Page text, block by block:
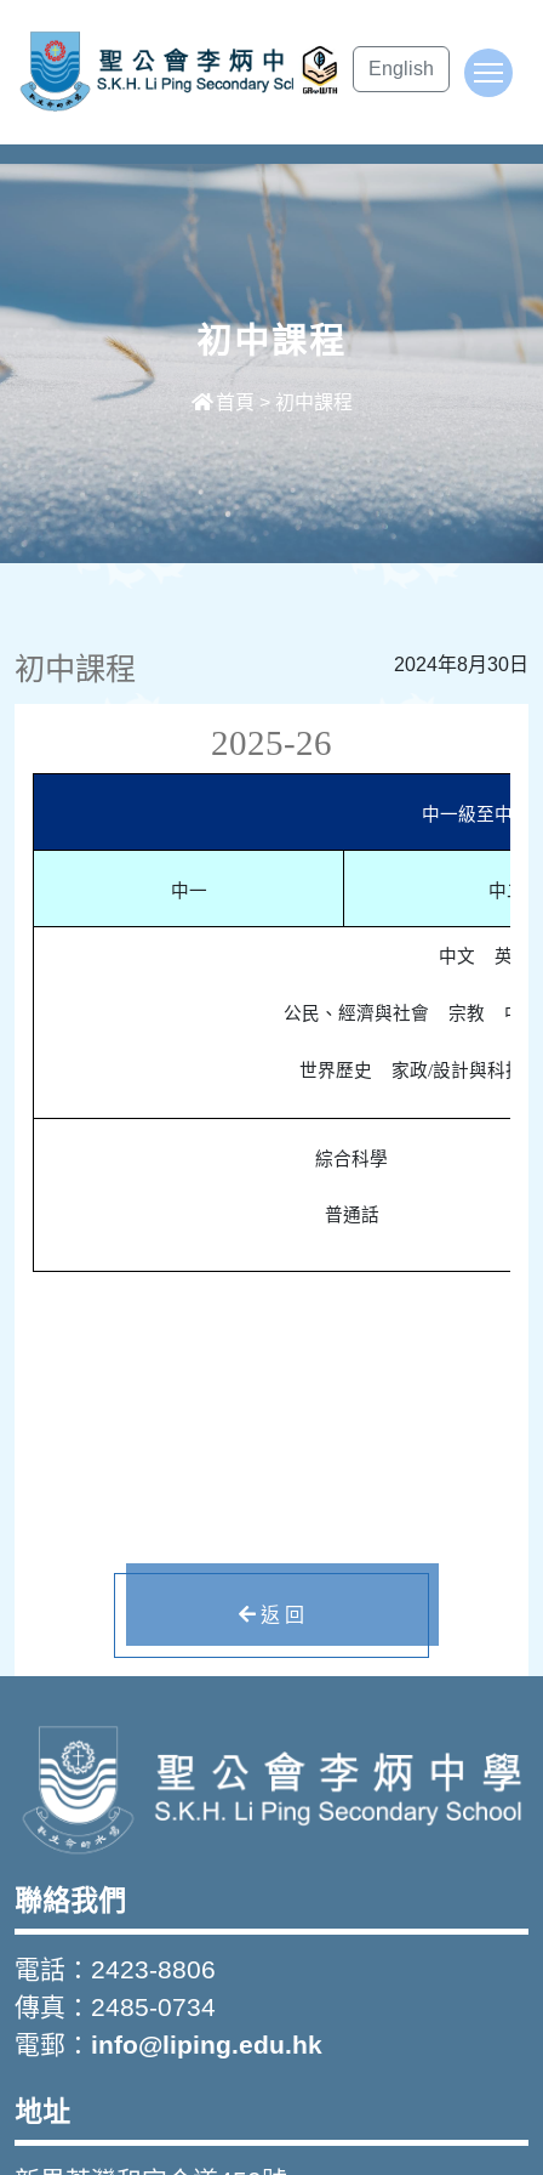
English
初中課程
首頁 > 初中課程
初中課程 2024年8月30日
2025-26
中一級至中三
中一 中二
中文 英文
公民、經濟與社會 宗教 中
世界歷史 家政/設計與科
綜合科學
普通話
返 回
聯絡我們
電話：2423-8806
傳真：2485-0734
電郵： info@liping.edu.hk
地址